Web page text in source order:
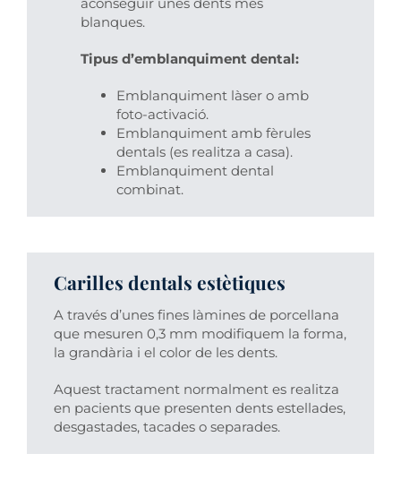
blanques.
Tipus d’emblanquiment dental:
Emblanquiment làser o amb
foto-activació.
Emblanquiment amb fèrules
dentals (es realitza a casa).
Emblanquiment dental
combinat.
Carilles dentals estètiques
A través d’unes fines làmines de porcellana
que mesuren 0,3 mm modifiquem la forma,
la grandària i el color de les dents.
Aquest tractament normalment es realitza
en pacients que presenten dents estellades,
desgastades, tacades o separades.